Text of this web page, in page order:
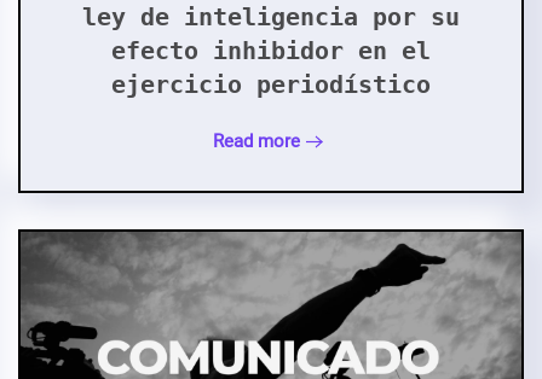
ley de inteligencia por su
efecto inhibidor en el
ejercicio periodístico
Read more